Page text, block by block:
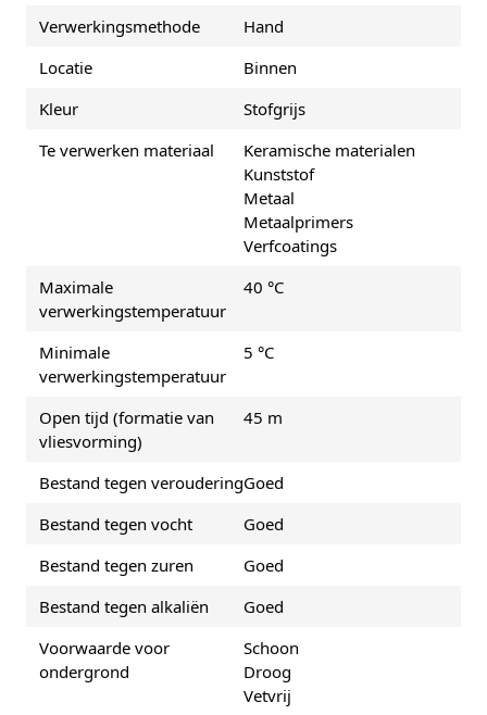
Verwerkingsmethode
Hand
Locatie
Binnen
Kleur
Stofgrijs
Te verwerken materiaal
Keramische materialen
Kunststof
Metaal
Metaalprimers
Verfcoatings
Maximale
verwerkingstemperatuur
40 °C
Minimale
verwerkingstemperatuur
5 °C
Open tijd (formatie van
vliesvorming)
45 m
Bestand tegen verouderingGoed
Bestand tegen vocht
Goed
Bestand tegen zuren
Goed
Bestand tegen alkaliën
Goed
Voorwaarde voor
ondergrond
Schoon
Droog
Vetvrij